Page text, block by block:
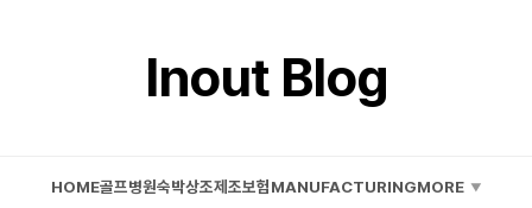
Inout Blog
HOME골프병원숙박상조제조보험MANUFACTURINGMORE ▼